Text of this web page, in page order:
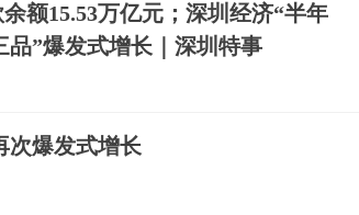
额15.53万亿元；深圳经济“半年
品”爆发式增长｜深圳特事
次爆发式增长